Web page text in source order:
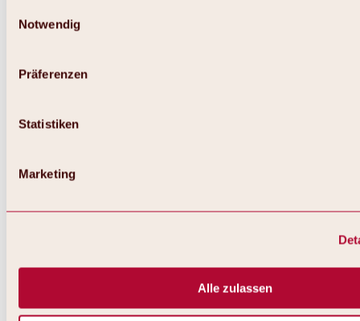
Notwendig
Präferenzen
Statistiken
Marketing
Alle zulassen
Alles zu Skifahren & Snowboarden | Skigebiete
Skigebiet Hochoetz